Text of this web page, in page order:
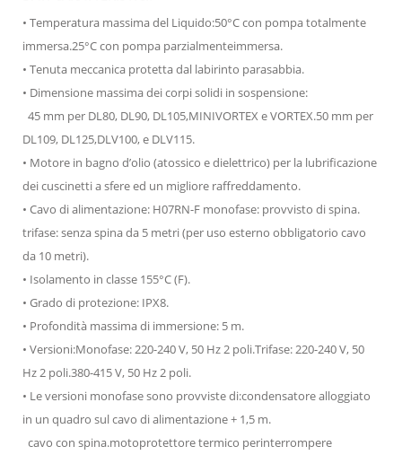
• Temperatura massima del Liquido:50°C con pompa totalmente
immersa.25°C con pompa parzialmenteimmersa.
• Tenuta meccanica protetta dal labirinto parasabbia.
• Dimensione massima dei corpi solidi in sospensione:
45 mm per DL80, DL90, DL105,MINIVORTEX e VORTEX.50 mm per
DL109, DL125,DLV100, e DLV115.
• Motore in bagno d’olio (atossico e dielettrico) per la lubrificazione
dei cuscinetti a sfere ed un migliore raffreddamento.
• Cavo di alimentazione: H07RN-F monofase: provvisto di spina.
trifase: senza spina da 5 metri (per uso esterno obbligatorio cavo
da 10 metri).
• Isolamento in classe 155°C (F).
• Grado di protezione: IPX8.
• Profondità massima di immersione: 5 m.
• Versioni:Monofase: 220-240 V, 50 Hz 2 poli.Trifase: 220-240 V, 50
Hz 2 poli.380-415 V, 50 Hz 2 poli.
• Le versioni monofase sono provviste di:condensatore alloggiato
in un quadro sul cavo di alimentazione + 1,5 m.
cavo con spina.motoprotettore termico perinterrompere